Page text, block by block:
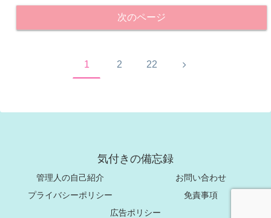
次のページ
1 2 22 次
気付きの備忘録
管理人の自己紹介
お問い合わせ
プライバシーポリシー
免責事項
広告ポリシー